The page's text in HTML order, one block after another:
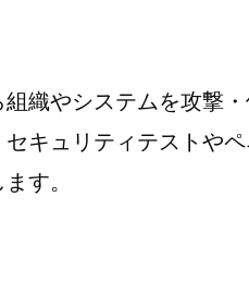
織やシステムを攻撃・
キュリティテストやペ
す。